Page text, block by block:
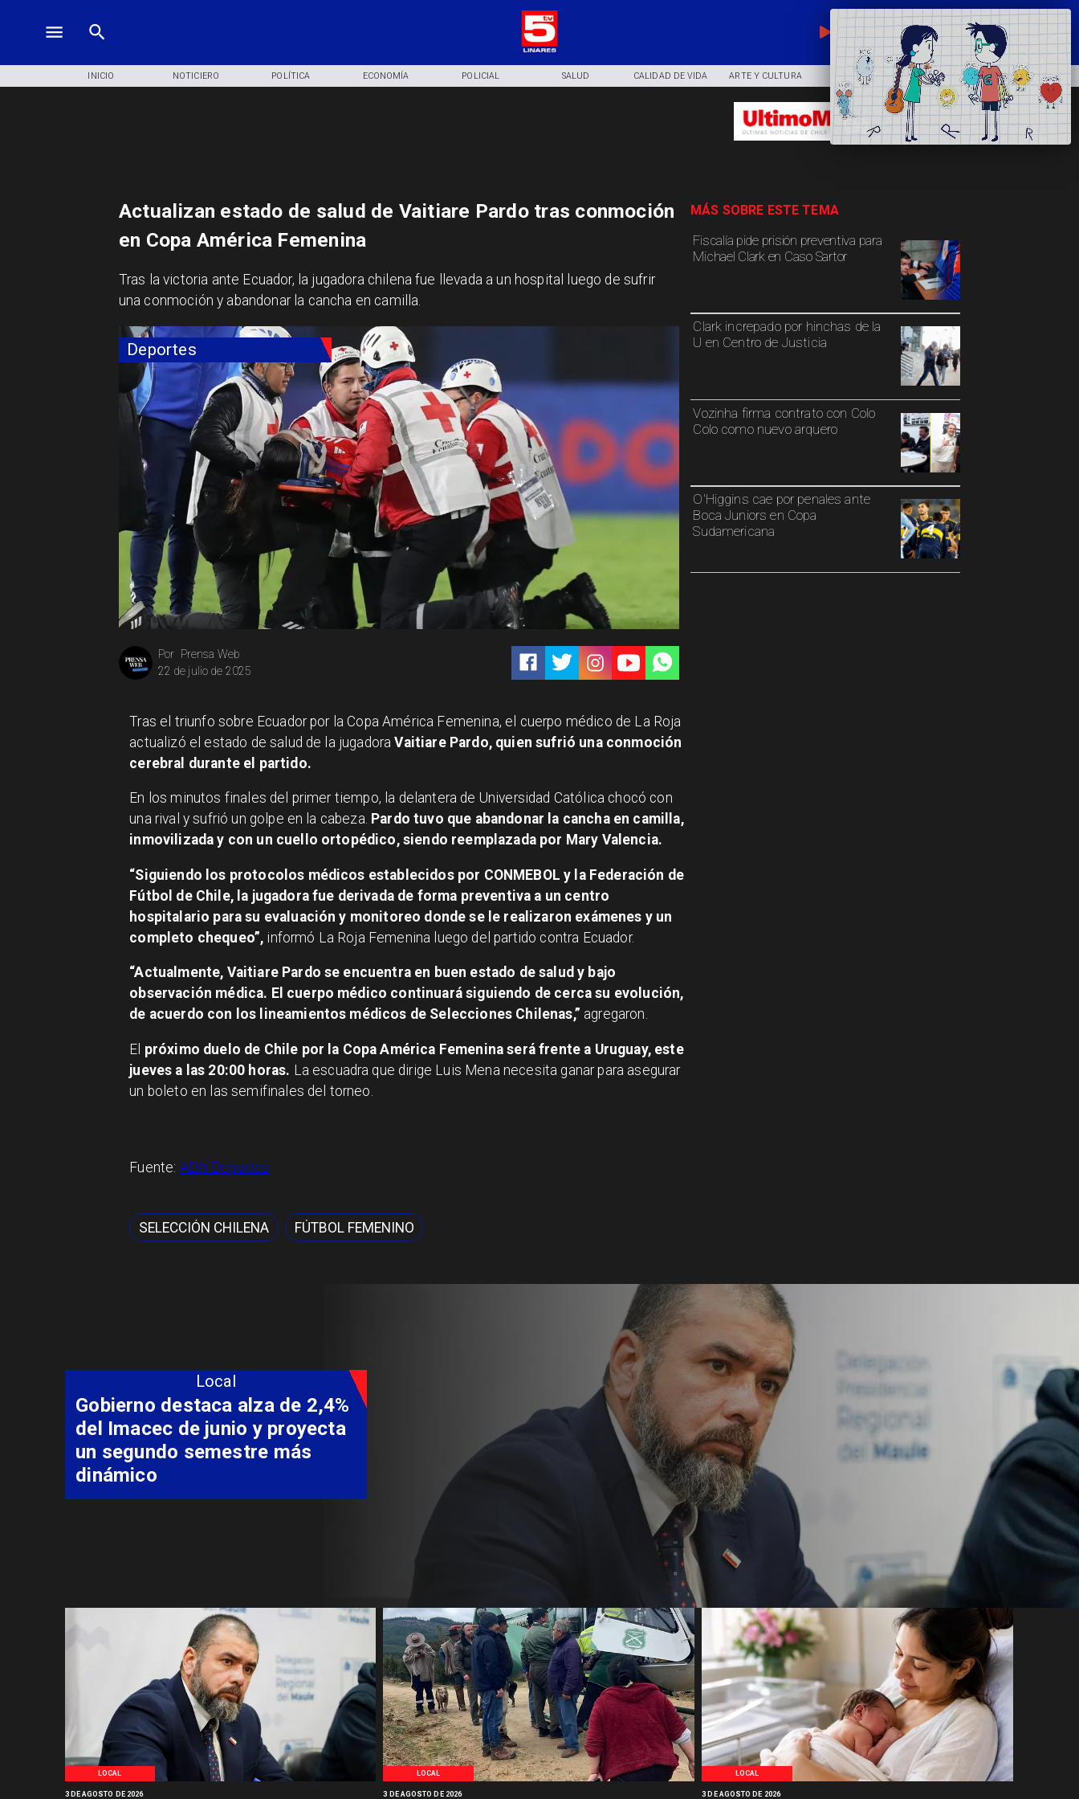
EN VIVO
INICIO NOTICIERO POLÍTICA ECONOMÍA POLICIAL SALUD CALIDAD DE VIDA ARTE Y CULTURA COMUNIDAD DEPORTES
Deportes
Prensa Web
Por
22 de julio de 2025
Fiscalía pide prisión preventiva para
Michael Clark en Caso Sartor
Clark increpado por hinchas de la
U en Centro de Justicia
Vozinha firma contrato con Colo
Colo como nuevo arquero
O'Higgins cae por penales ante
Boca Juniors en Copa
Sudamericana
MÁS SOBRE ESTE TEMA
Actualizan estado de salud de Vaitiare Pardo tras conmoción
en Copa América Femenina
Tras la victoria ante Ecuador, la jugadora chilena fue llevada a un hospital luego de sufrir
una conmoción y abandonar la cancha en camilla.
Tras el triunfo sobre Ecuador por la Copa América Femenina, el cuerpo médico de La Roja
actualizó el estado de salud de la jugadoraVaitiare Pardo, quien sufrió una conmoción
cerebral durante el partido.
En los minutos finales del primer tiempo, la delantera de Universidad Católica chocó con
una rival y sufrió un golpe en la cabeza. Pardo tuvo que abandonar la cancha en camilla,
inmovilizada y con un cuello ortopédico, siendo reemplazada por Mary Valencia.
“Siguiendo los protocolos médicos establecidos por CONMEBOL y la Federación de
Fútbol de Chile, la jugadora fue derivada de forma preventiva a un centro
hospitalario para su evaluación y monitoreo donde se le realizaron exámenes y un
completo chequeo”, informó La Roja Femenina luego del partido contra Ecuador.
“Actualmente, Vaitiare Pardo se encuentra en buen estado de salud y bajo
observación médica. El cuerpo médico continuará siguiendo de cerca su evolución,
de acuerdo con los lineamientos médicos de Selecciones Chilenas,” agregaron.
El próximo duelo de Chile por la Copa América Femenina será frente a Uruguay, este
jueves a las 20:00 horas. La escuadra que dirige Luis Mena necesita ganar para asegurar
un boleto en las semifinales del torneo.
Fuente: ADN Deportes
SELECCIÓN CHILENA FÚTBOL FEMENINO
LOCAL
3 DE AGOSTO DE 2026
LOCAL
3 DE AGOSTO DE 2026
LOCAL
3 DE AGOSTO DE 2026
Local
Gobierno destaca alza de 2,4%
del Imacec de junio y proyecta
un segundo semestre más
dinámico